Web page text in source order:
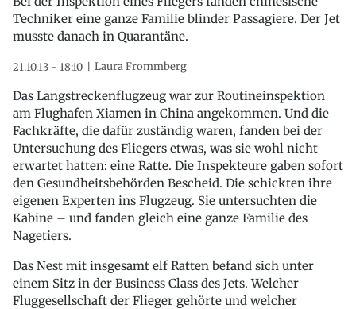
Techniker eine ganze Familie blinder Passagiere. Der Jet
musste danach in Quarantäne.
21.10.13 - 18:10 Laura Frommberg
Das Langstreckenflugzeug war zur Routineinspektion
am Flughafen Xiamen in China angekommen. Und die
Fachkräfte, die dafür zuständig waren, fanden bei der
Untersuchung des Fliegers etwas, was sie wohl nicht
erwartet hatten: eine Ratte. Die Inspekteure gaben sofort
den Gesundheitsbehörden Bescheid. Die schickten ihre
eigenen Experten ins Flugzeug. Sie untersuchten die
Kabine – und fanden gleich eine ganze Familie des
Nagetiers.
Das Nest mit insgesamt elf Ratten befand sich unter
einem Sitz in der Business Class des Jets. Welcher
Fluggesellschaft der Flieger gehörte und welcher